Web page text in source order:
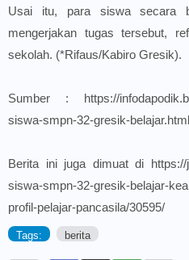
Usai itu, para siswa secara
mengerjakan tugas tersebut,
sekolah. (*Rifaus/Kabiro Gresik).
Sumber : https://
siswa-smpn-32-gresik-belajar.html
Berita ini juga dimuat di
siswa-smpn-32-gresik-belajar-
profil-pelajar-pancasila/30595/
Tags: berita